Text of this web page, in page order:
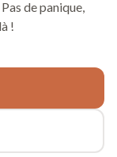
de panique,
!